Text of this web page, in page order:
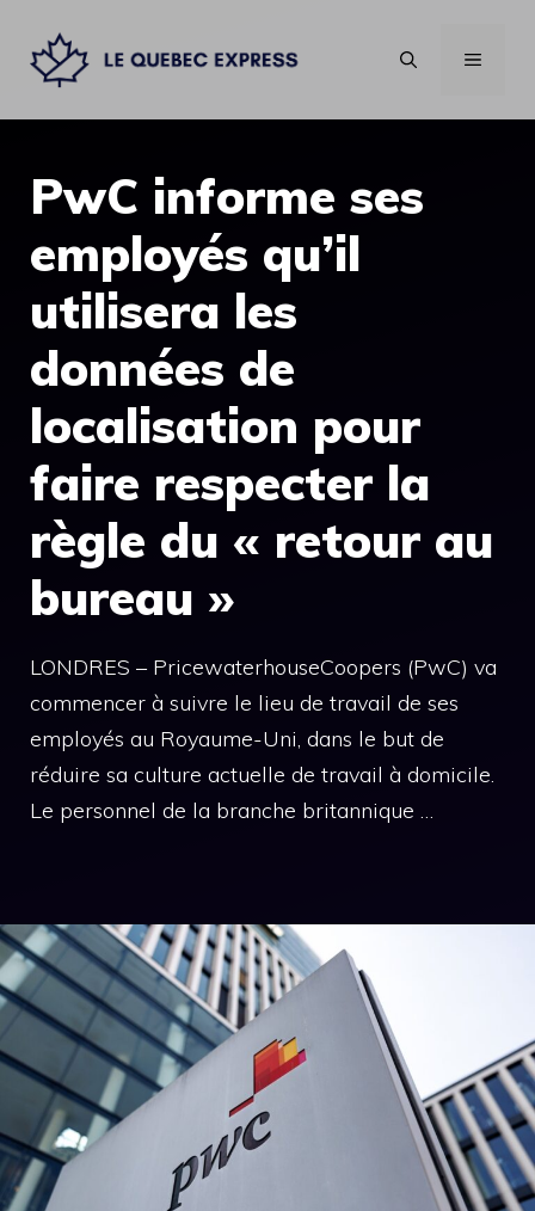
contenu
MENU
PwC informe ses
employés qu’il
utilisera les
données de
localisation pour
faire respecter la
règle du « retour au
bureau »
LONDRES – PricewaterhouseCoopers (PwC) va
commencer à suivre le lieu de travail de ses
employés au Royaume-Uni, dans le but de
réduire sa culture actuelle de travail à domicile.
Le personnel de la branche britannique …